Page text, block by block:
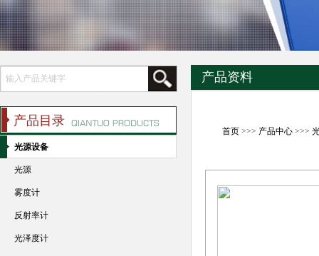
产品资料
首页>>> 产品中心>>>
产品目录
光源设备
光源
雾度计
反射率计
光泽度计